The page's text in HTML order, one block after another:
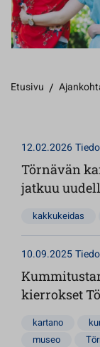
Etusivu /
12.02.2026
Törnävän
jatkuu
kakkukeidas
10.09.2025
kierrokset
kartano
museo